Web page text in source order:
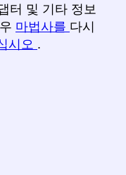
터 및 기타 정보
마법사를 다시
시오 .